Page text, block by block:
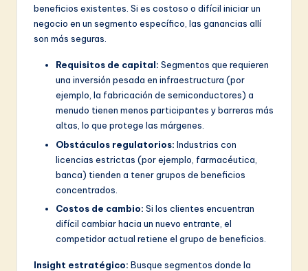
beneficios existentes. Si es costoso o difícil iniciar un
negocio en un segmento específico, las ganancias allí
son más seguras.
Requisitos de capital: Segmentos que requieren
una inversión pesada en infraestructura (por
ejemplo, la fabricación de semiconductores) a
menudo tienen menos participantes y barreras más
altas, lo que protege las márgenes.
Obstáculos regulatorios: Industrias con
licencias estrictas (por ejemplo, farmacéutica,
banca) tienden a tener grupos de beneficios
concentrados.
Costos de cambio: Si los clientes encuentran
difícil cambiar hacia un nuevo entrante, el
competidor actual retiene el grupo de beneficios.
Insight estratégico: Busque segmentos donde la